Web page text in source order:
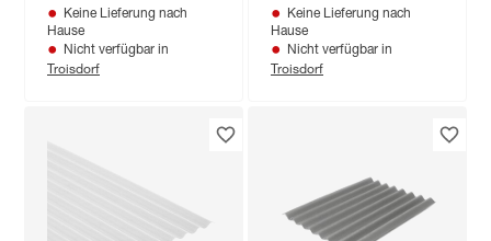
Keine Lieferung nach
Hause
Nicht verfügbar in
Troisdorf
Keine Lieferung nach
Hause
Nicht verfügbar in
Troisdorf